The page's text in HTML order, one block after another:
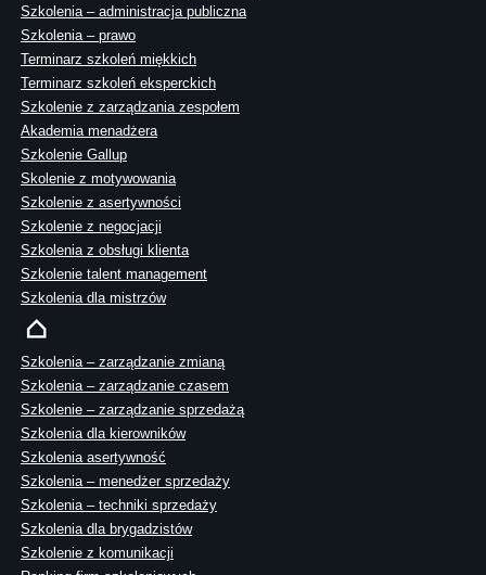
Szkolenia – administracja publiczna
Szkolenia – prawo
Terminarz szkoleń miękkich
Terminarz szkoleń eksperckich
Szkolenie z zarządzania zespołem
Akademia menadżera
Szkolenie Gallup
Skolenie z motywowania
Szkolenie z asertywności
Szkolenie z negocjacji
Szkolenia z obsługi klienta
Szkolenie talent management
Szkolenia dla mistrzów
Szkolenia – zarządzanie zmianą
Szkolenia – zarządzanie czasem
Szkolenie – zarządzanie sprzedażą
Szkolenia dla kierowników
Szkolenia asertywność
Szkolenia – menedżer sprzedaży
Szkolenia – techniki sprzedaży
Szkolenia dla brygadzistów
Szkolenie z komunikacji